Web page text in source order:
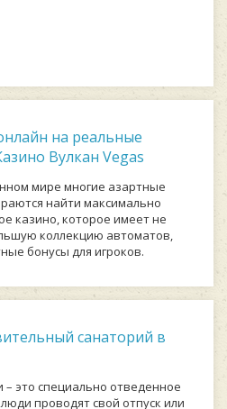
на реальные
Вулкан Vegas
мире многие азартные
найти максимально
казино, которое имеет не
коллекцию автоматов,
бонусы для игроков.
санаторий в
– это специально отведенное
проводят свой отпуск или